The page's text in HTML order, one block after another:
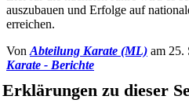
auszubauen und Erfolge auf
erreichen.
Von Abteilung Karate (ML) am 25.
Karate - Berichte
Erklärungen zu dieser